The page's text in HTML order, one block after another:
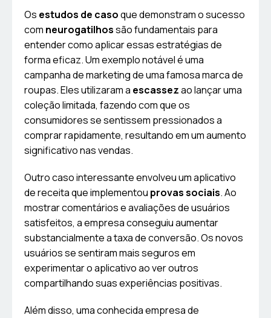
Os estudos de casoque demonstram o sucesso
com neurogatilhossão fundamentais para
entender como aplicar essas estratégias de
forma eficaz. Um exemplo notável é uma
campanha de marketing de uma famosa marca de
roupas. Eles utilizaram a escassezao lançar uma
coleção limitada, fazendo com que os
consumidores se sentissem pressionados a
comprar rapidamente, resultando em um aumento
significativo nas vendas.
Outro caso interessante envolveu um aplicativo
de receita que implementou provas sociais. Ao
mostrar comentários e avaliações de usuários
satisfeitos, a empresa conseguiu aumentar
substancialmente a taxa de conversão. Os novos
usuários se sentiram mais seguros em
experimentar o aplicativo ao ver outros
compartilhando suas experiências positivas.
Além disso, uma conhecida empresa de